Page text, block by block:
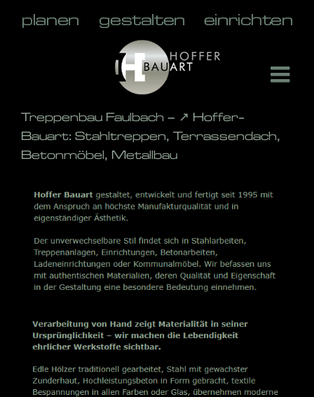
Treppenbau Faulbach – ↗️ Hoffer-
Bauart: Stahltreppen, Terrassendach,
Betonmöbel, Metallbau